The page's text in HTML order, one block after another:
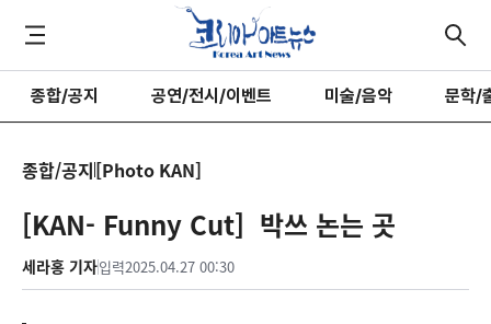
종합/공지 공연/전시/이벤트 미술/음악 문학/
종합/공지[Photo KAN]
[KAN- Funny Cut] 박쓰 논는 곳
세라홍 기자입력2025.04.27 00:30